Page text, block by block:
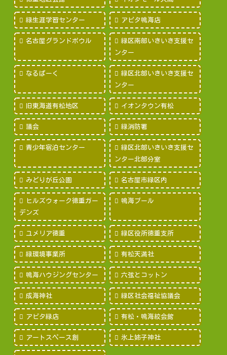
緑生涯学習センター アピタ鳴海店
名古屋グランドボウル
緑区南部いきいき支援セ
ンター
なるぱーく
緑区北部いきいき支援セ
ンター
旧東海道有松地区 イオンタウン有松
議会 緑消防署
青少年宿泊センター
緑区北部いきいき支援セ
ンター北部分室
みどりが丘公園 名古屋市緑区内
ヒルズウォーク徳重ガー
デンズ
鳴海プール
ユメリア徳重 緑区役所徳重支所
緑環境事業所 有松天満社
鳴海ハウジングセンター 六弦とコットン
成海神社 緑区社会福祉協議会
アピタ緑店 有松・鳴海絞会館
アートスペース創 氷上姉子神社